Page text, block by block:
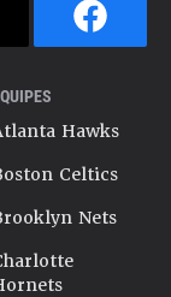
Hawks
Celtics
Nets